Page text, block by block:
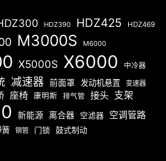
HDZ390 HDZ425 HDZ469
M3000S M6000
X5000S X6000 中冷器
减速器 前面罩 发动机悬置 变速器
座椅 康明斯 排气管 接头 支架
新能源 离合器 空滤器 空调管路
簧 钢管 门锁 鼓式制动